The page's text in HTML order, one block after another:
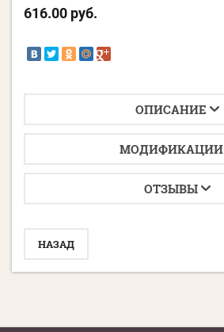
616.00 руб.
ОПИСАНИЕ
МОДИФИКАЦИИ
ОТЗЫВЫ
НАЗАД